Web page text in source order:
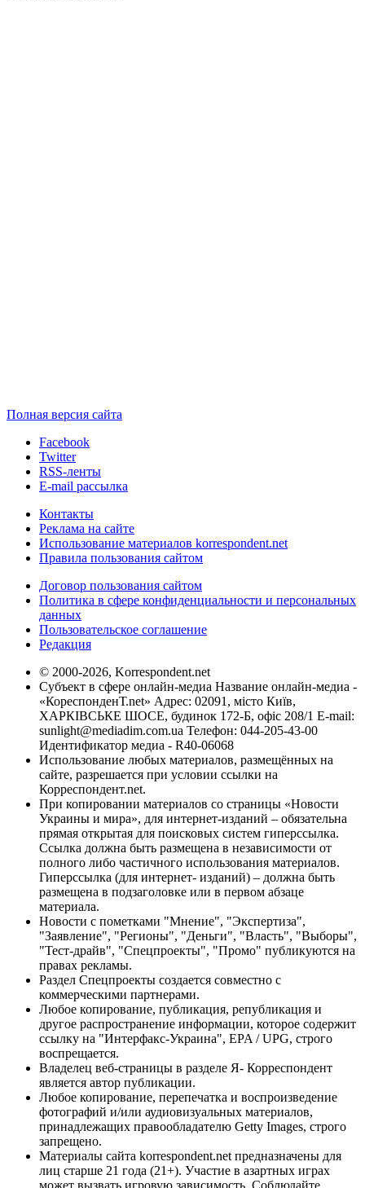
Полная версия сайта
Facebook
Twitter
RSS-ленты
E-mail рассылка
Контакты
Реклама на сайте
Использование материалов korrespondent.net
Правила пользования сайтом
Договор пользования сайтом
Политика в сфере конфиденциальности и персональных
данных
Пользовательское соглашение
Редакция
© 2000-2026, Korrespondent.net
Субъект в сфере онлайн-медиа Название онлайн-медиа -
«КореспонденТ.net» Адрес: 02091, місто Київ,
ХАРКІВСЬКЕ ШОСЕ, будинок 172-Б, офіс 208/1 E-mail:
sunlight@mediadim.com.ua Телефон: 044-205-43-00
Идентификатор медиа - R40-06068
Использование любых материалов, размещённых на
сайте, разрешается при условии ссылки на
Корреспондент.net.
При копировании материалов со страницы «Новости
Украины и мира», для интернет-изданий – обязательна
прямая открытая для поисковых систем гиперссылка.
Ссылка должна быть размещена в независимости от
полного либо частичного использования материалов.
Гиперссылка (для интернет- изданий) – должна быть
размещена в подзаголовке или в первом абзаце
материала.
Новости с пометками "Мнение", "Экспертиза",
"Заявление", "Регионы", "Деньги", "Власть", "Выборы",
"Тест-драйв", "Спецпроекты", "Промо" публикуются на
правах рекламы.
Раздел Спецпроекты создается совместно с
коммерческими партнерами.
Любое копирование, публикация, републикация и
другое распространение информации, которое содержит
ссылку на "Интерфакс-Украина", EPA / UPG, строго
воспрещается.
Владелец веб-страницы в разделе Я- Корреспондент
является автор публикации.
Любое копирование, перепечатка и воспроизведение
фотографий и/или аудиовизуальных материалов,
принадлежащих правообладателю Getty Images, строго
запрещено.
Материалы сайта korrespondent.net предназначены для
лиц старше 21 года (21+). Участие в азартных играх
может вызвать игровую зависимость. Соблюдайте